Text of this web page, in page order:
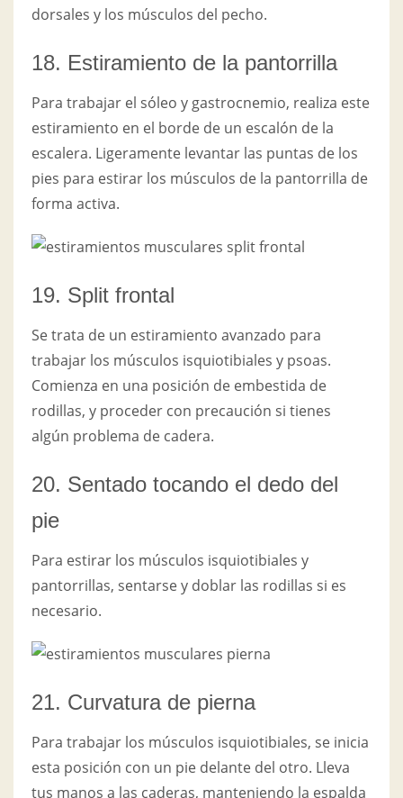
dorsales y los músculos del pecho.
18. Estiramiento de la pantorrilla
Para trabajar el sóleo y gastrocnemio, realiza este
estiramiento en el borde de un escalón de la
escalera. Ligeramente levantar las puntas de los
pies para estirar los músculos de la pantorrilla de
forma activa.
19. Split frontal
Se trata de un estiramiento avanzado para
trabajar los músculos isquiotibiales y psoas.
Comienza en una posición de embestida de
rodillas, y proceder con precaución si tienes
algún problema de cadera.
20. Sentado tocando el dedo del
pie
Para estirar los músculos isquiotibiales y
pantorrillas, sentarse y doblar las rodillas si es
necesario.
21. Curvatura de pierna
Para trabajar los músculos isquiotibiales, se inicia
esta posición con un pie delante del otro. Lleva
tus manos a las caderas, manteniendo la espalda